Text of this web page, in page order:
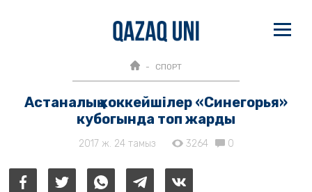
СПОРТ
Астаналық хоккейшілер «Синегорья»
кубогында топ жарды
2017 ж. 24 тамыз 3264 0